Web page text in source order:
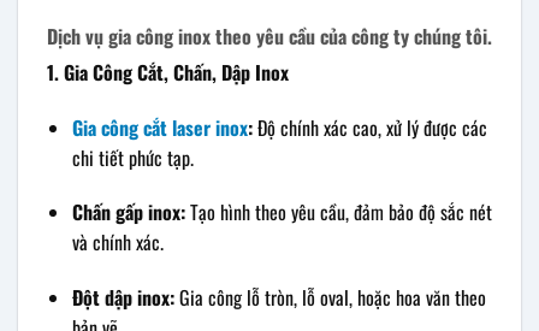
Dịch vụ gia công inox theo yêu cầu của công ty chúng tôi.
1. Gia Công Cắt, Chấn, Dập Inox
Gia công cắt laser inox:Độ chính xác cao, xử lý được các
chi tiết phức tạp.
Chấn gấp inox:Tạo hình theo yêu cầu, đảm bảo độ sắc nét
và chính xác.
Đột dập inox:Gia công lỗ tròn, lỗ oval, hoặc hoa văn theo